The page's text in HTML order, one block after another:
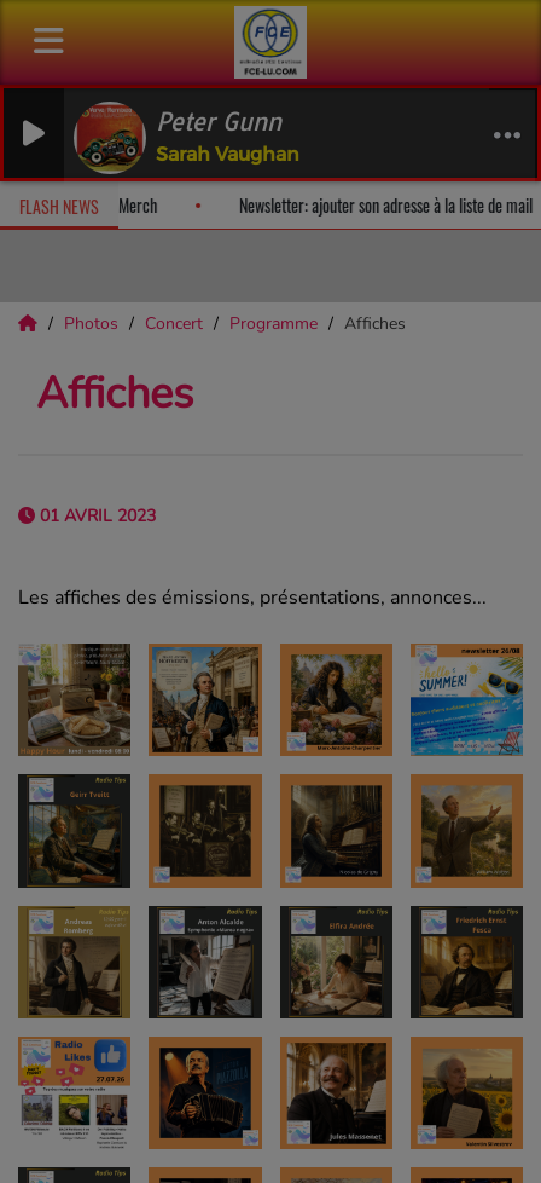
Peter Gunn
Sarah Vaughan
FLASH NEWS
surprise! Fan Releases & Merch Newsletter: ajouter son
Photos Concert Programme Affiches
Affiches
01 AVRIL 2023
Les affiches des émissions, présentations, annonces...